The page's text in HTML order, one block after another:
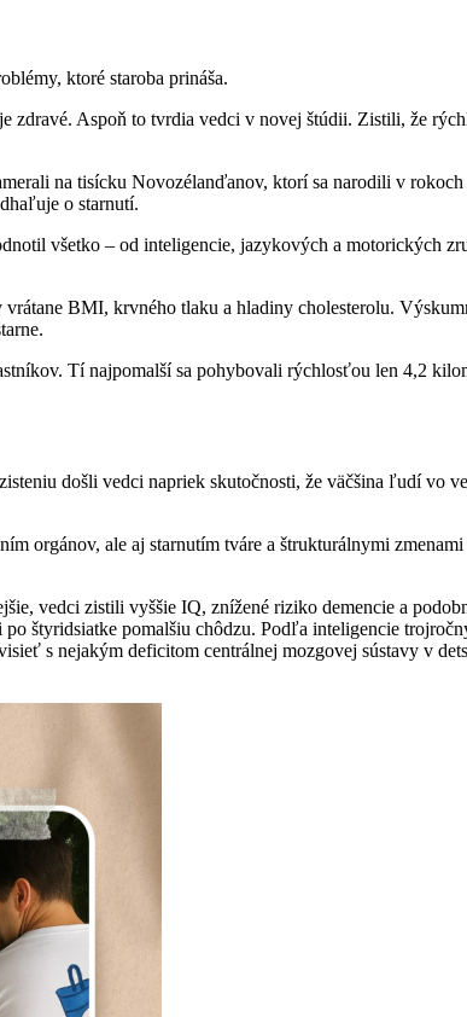
ktoré staroba prináša.
zdravé. Aspoň to tvrdia vedci v novej štúdii. Zistili, že
na tisícku Novozélanďanov, ktorí sa narodili v
o starnutí.
všetko – od inteligencie, jazykových a motorických
BMI, krvného tlaku a hladiny cholesterolu.
Tí najpomalší sa pohybovali rýchlosťou len 4,2
došli vedci napriek skutočnosti, že väčšina ľudí vo
orgánov, ale aj starnutím tváre a štrukturálnymi
vedci zistili vyššie IQ, znížené riziko demencie a
štyridsiatke pomalšiu chôdzu. Podľa inteligencie
s nejakým deficitom centrálnej mozgovej sústavy v